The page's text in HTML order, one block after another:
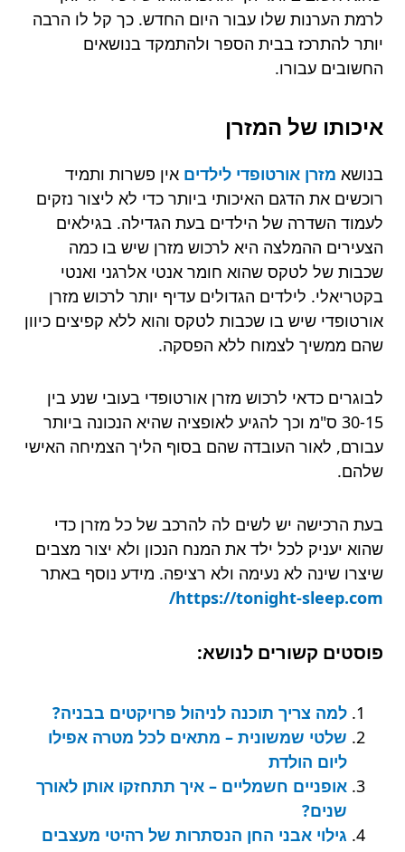
לרמת הערנות שלו עבור היום החדש. כך קל לו הרבה
יותר להתרכז בבית הספר ולהתמקד בנושאים
החשובים עבורו.
איכותו של המזרן
בנושא מזרן אורטופדי לילדים אין פשרות ותמיד
רוכשים את הדגם האיכותי ביותר כדי לא ליצור נזקים
לעמוד השדרה של הילדים בעת הגדילה. בגילאים
הצעירים ההמלצה היא לרכוש מזרן שיש בו כמה
שכבות של לטקס שהוא חומר אנטי אלרגני ואנטי
בקטריאלי. לילדים הגדולים עדיף יותר לרכוש מזרן
אורטופדי שיש בו שכבות לטקס והוא ללא קפיצים כיוון
שהם ממשיך לצמוח ללא הפסקה.
לבוגרים כדאי לרכוש מזרן אורטופדי בעובי שנע בין
30-15 ס"מ וכך להגיע לאופציה שהיא הנכונה ביותר
עבורם, לאור העובדה שהם בסוף הליך הצמיחה האישי
שלהם.
בעת הרכישה יש לשים לה להרכב של כל מזרן כדי
שהוא יעניק לכל ילד את המנח הנכון ולא יצור מצבים
שיצרו שינה לא נעימה ולא רציפה. מידע נוסף באתר
https://tonight-sleep.com/
פוסטים קשורים לנושא:
למה צריך תוכנה לניהול פרויקטים בבניה?
שלטי שמשונית – מתאים לכל מטרה אפילו
ליום הולדת
אופניים חשמליים – איך תתחזקו אותן לאורך
שנים?
גילוי אבני החן הנסתרות של רהיטי מעצבים